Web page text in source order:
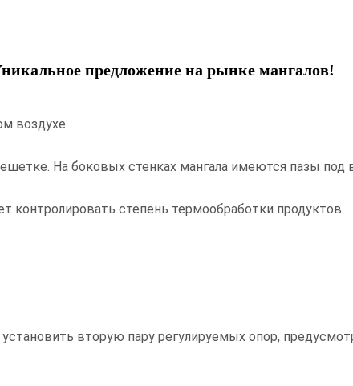
предложение на рынке мангалов!
воздухе.
На боковых стенках мангала имеются пазы под
контролировать степень термообработки продуктов.
вторую пару регулируемых опор,